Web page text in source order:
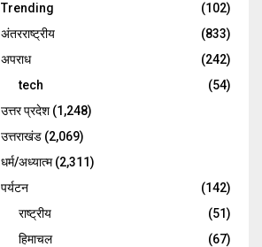
Trending
(102)
अंतरराष्ट्रीय
(833)
अपराध
(242)
tech
(54)
उत्तर प्रदेश(1,248)
उत्तराखंड (2,069)
धर्म/अध्यात्म(2,311)
पर्यटन
(142)
राष्ट्रीय
(51)
हिमाचल
(67)